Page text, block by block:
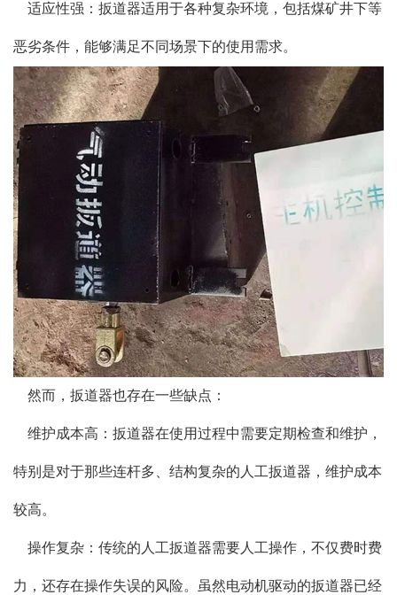
适应性强：扳道器适用于各种复杂环境，包括煤矿井下等
恶劣条件，能够满足不同场景下的使用需求。
然而，扳道器也存在一些缺点：
维护成本高：扳道器在使用过程中需要定期检查和维护，
特别是对于那些连杆多、结构复杂的人工扳道器，维护成本
较高。
操作复杂：传统的人工扳道器需要人工操作，不仅费时费
力，还存在操作失误的风险。虽然电动机驱动的扳道器已经